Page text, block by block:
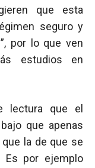
que esta
seguro y
por lo que ven
estudios en
lectura que el
que apenas
la de que se
Es por ejemplo